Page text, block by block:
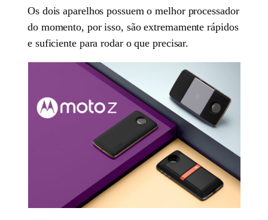
Os dois aparelhos possuem o melhor processador
do momento, por isso, são extremamente rápidos
e suficiente para rodar o que precisar.